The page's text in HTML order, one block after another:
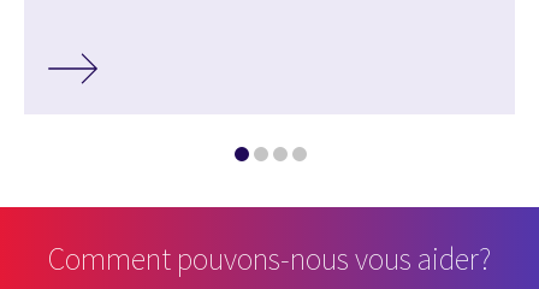
Comment pouvons-nous vous aider?